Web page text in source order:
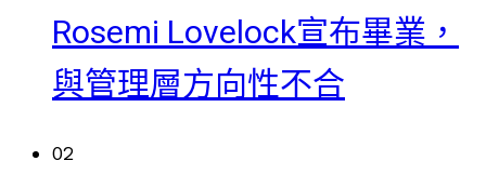
Rosemi Lovelock宣布畢業，
與管理層方向性不合
02